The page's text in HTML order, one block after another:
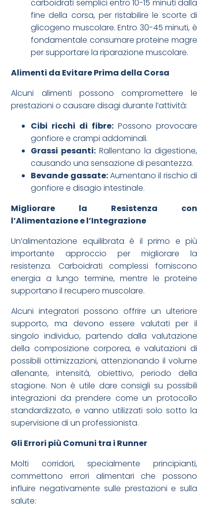
carboidrati semplici entro 10-15 minuti dalla
fine della corsa, per ristabilire le scorte di
glicogeno muscolare. Entro 30-45 minuti, è
fondamentale consumare proteine magre
per supportare la riparazione muscolare.
Alimenti da Evitare Prima della Corsa
Alcuni alimenti possono compromettere le
prestazioni o causare disagi durante l’attività:
Cibi ricchi di fibre: Possono provocare
gonfiore e crampi addominali.
Grassi pesanti: Rallentano la digestione,
causando una sensazione di pesantezza.
Bevande gassate:Aumentano il rischio di
gonfiore e disagio intestinale.
Migliorare la Resistenza con
l’Alimentazione e l’Integrazione
Un’alimentazione equilibrata è il primo e più
importante approccio per migliorare la
resistenza. Carboidrati complessi forniscono
energia a lungo termine, mentre le proteine
supportano il recupero muscolare.
Alcuni integratori possono offrire un ulteriore
supporto, ma devono essere valutati per il
singolo individuo, partendo dalla valutazione
della composizione corporea, e valutazioni di
possibili ottimizzazioni, attenzionando il volume
allenante, intensità, obiettivo, periodo della
stagione. Non è utile dare consigli su possibili
integrazioni da prendere come un protocollo
standardizzato, e vanno utilizzati solo sotto la
supervisione di un professionista.
Gli Errori più Comuni tra i Runner
Molti corridori, specialmente principianti,
commettono errori alimentari che possono
influire negativamente sulle prestazioni e sulla
salute: